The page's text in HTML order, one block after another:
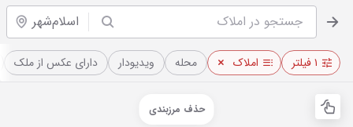
اسلام‌شهر
۱ فیلتر املاک محله ویدیو‌دار دارای عکس از ملک
حذف مرزبندی